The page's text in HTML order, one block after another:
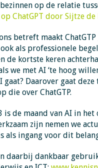
op de relatie
ChatGPT door Sijtze de
betreft maakt
ook als professionele
de kortste keren
we met AI ‘te hoog
gaat? Daarover gaat
die over ChatGTP.
is de maand van AI in
zijn nemen we
als ingang voor dit
daarbij dankbaar